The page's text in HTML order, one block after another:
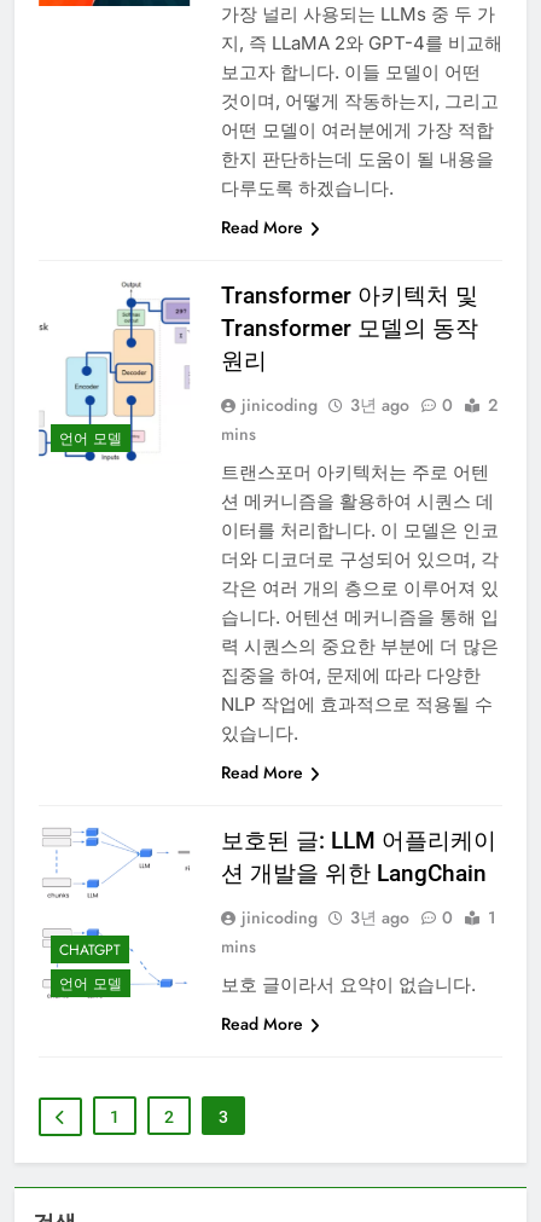
가장 널리 사용되는 LLMs 중 두 가
지, 즉 LLaMA 2와 GPT-4를 비교해
보고자 합니다. 이들 모델이 어떤
것이며, 어떻게 작동하는지, 그리고
어떤 모델이 여러분에게 가장 적합
한지 판단하는데 도움이 될 내용을
다루도록 하겠습니다.
Read More
언어 모델
Transformer 아키텍처 및
Transformer 모델의 동작
원리
jinicoding 3년 ago 0
2
mins
트랜스포머 아키텍처는 주로 어텐
션 메커니즘을 활용하여 시퀀스 데
이터를 처리합니다. 이 모델은 인코
더와 디코더로 구성되어 있으며, 각
각은 여러 개의 층으로 이루어져 있
습니다. 어텐션 메커니즘을 통해 입
력 시퀀스의 중요한 부분에 더 많은
집중을 하여, 문제에 따라 다양한
NLP 작업에 효과적으로 적용될 수
있습니다.
Read More
CHATGPT
언어 모델
보호된 글: LLM 어플리케이
션 개발을 위한 LangChain
jinicoding 3년 ago 0
1
mins
보호 글이라서 요약이 없습니다.
Read More
1 2 3